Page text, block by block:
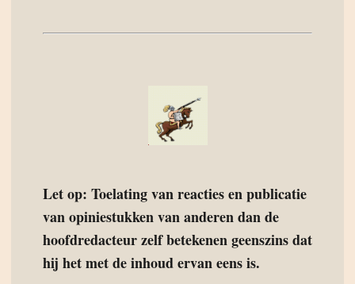
Let op: Toelating van reacties en publicatie
van opiniestukken van anderen dan de
hoofdredacteur zelf betekenen geenszins dat
hij het met de inhoud ervan eens is.